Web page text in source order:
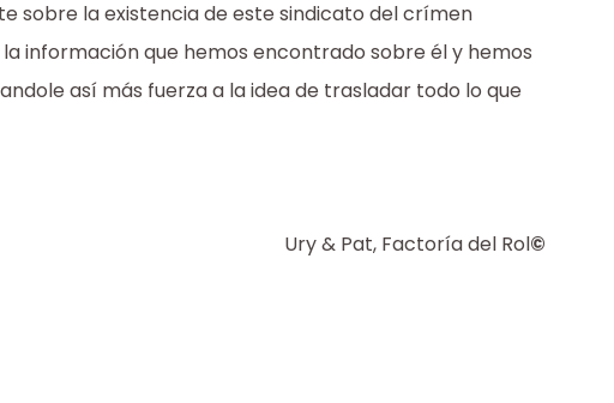
sobre la existencia de este sindicato del crímen
información que hemos encontrado sobre él y hemos
así más fuerza a la idea de trasladar todo lo que
Ury & Pat, Factoría del Rol©